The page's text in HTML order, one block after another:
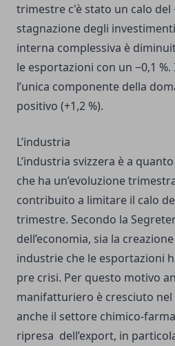
trimestre c'è stato un calo del
stagnazione degli
interna complessiva è
le esportazioni con un −0,1
l’unica componente della
positivo (+1,2 %).
L’industria
L’industria svizzera è a
che ha un’evoluzione
contribuito a limitare il calo
trimestre. Secondo la
dell’economia, sia la
industrie che le esportazioni
pre crisi. Per questo motivo
manifatturiero è cresciuto nel
anche il settore chimico-
ripresa dell’export, in